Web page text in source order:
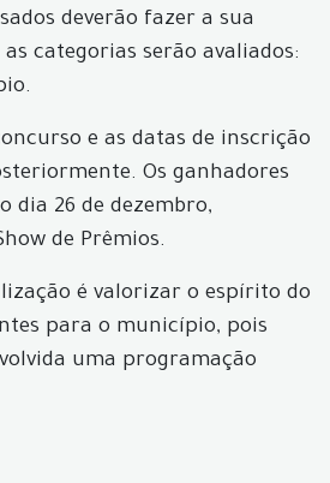
deverão fazer a sua
categorias serão avaliados:
e as datas de inscrição
Os ganhadores
dia 26 de dezembro,
de Prêmios.
é valorizar o espírito do
para o município, pois
uma programação